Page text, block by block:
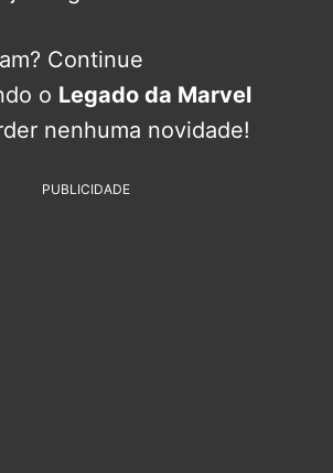
Continue
o Legado da Marvel
nenhuma novidade!
PUBLICIDADE